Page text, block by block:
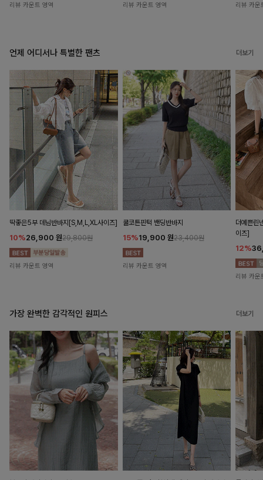
리뷰 카운트 영역 리뷰 카운트 영역 리뷰 카운
언제 어디서나 특별한 팬츠 더보기
딱좋은5부 데님반바지[S,M,L,XL사이즈]
10%26,900 원29,800원
리뷰 카운트 영역
쿨코튼핀턱 밴딩반바지
15%19,900 원23,400원
리뷰 카운트 영역
더예쁜린
이즈]
12%
리뷰 카운
가장 완벽한 감각적인 원피스 더보기